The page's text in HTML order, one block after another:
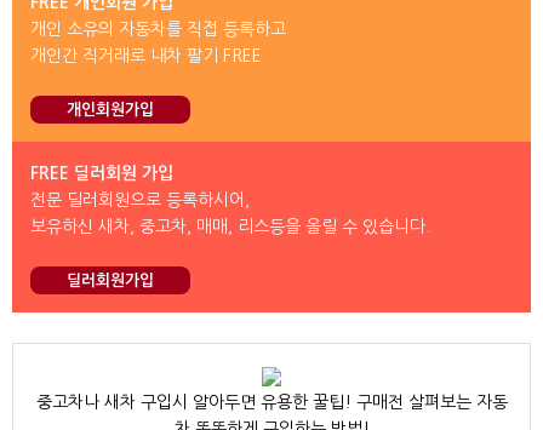
개인 소유의 자동차를 직접 등록하고
개인간 직거래로 내차 팔기 FREE
개인회원가입
FREE 딜러회원 가입
전문 딜러회원으로 등록하시어,
보유하신 새차, 중고차, 매매, 리스등을 올릴 수 있습니다.
딜러회원가입
중고차나 새차 구입시 알아두면 유용한 꿀팁! 구매전 살펴보는 자동